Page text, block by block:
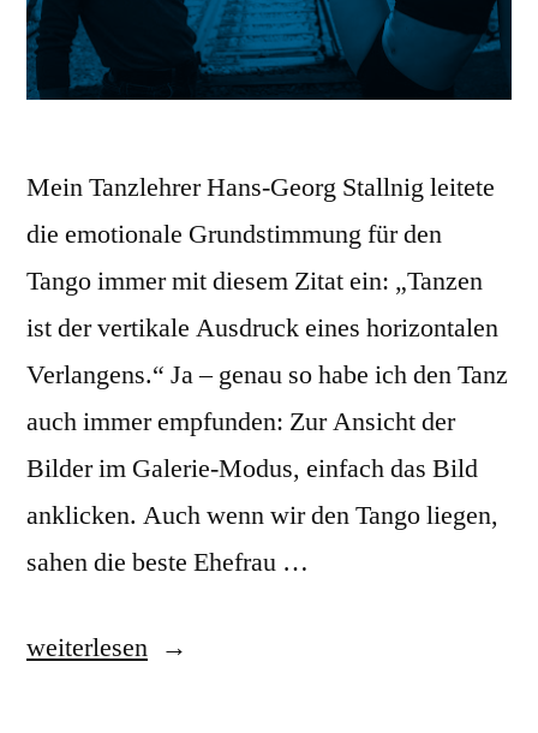
Mein Tanzlehrer Hans-Georg Stallnig leitete
die emotionale Grundstimmung für den
Tango immer mit diesem Zitat ein: „Tanzen
ist der vertikale Ausdruck eines horizontalen
Verlangens.“ Ja – genau so habe ich den Tanz
auch immer empfunden: Zur Ansicht der
Bilder im Galerie-Modus, einfach das Bild
anklicken. Auch wenn wir den Tango liegen,
sahen die beste Ehefrau …
„Künstlerportrait
weiterlesen